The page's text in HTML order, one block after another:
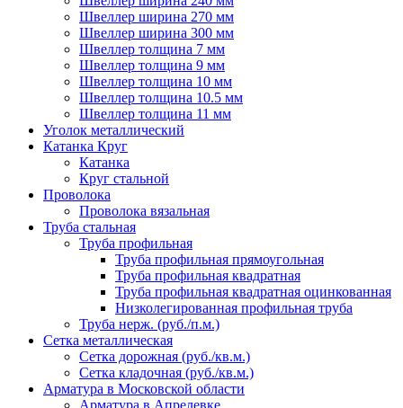
Швеллер ширина 270 мм
Швеллер ширина 300 мм
Швеллер толщина 7 мм
Швеллер толщина 9 мм
Швеллер толщина 10 мм
Швеллер толщина 10.5 мм
Швеллер толщина 11 мм
Уголок металлический
Катанка Круг
Катанка
Круг стальной
Проволока
Проволока вязальная
Труба стальная
Труба профильная
Труба профильная прямоугольная
Труба профильная квадратная
Труба профильная квадратная оцинкованная
Низколегированная профильная труба
Труба нерж. (руб./п.м.)
Сетка металлическая
Сетка дорожная (руб./кв.м.)
Сетка кладочная (руб./кв.м.)
Арматура в Московской области
Арматура в Апрелевке